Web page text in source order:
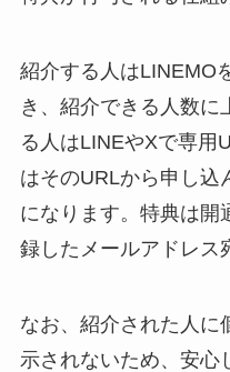
紹介する人はLINEMO
き、紹介できる人数に
る人はLINEやXで専用
はそのURLから申し込
になります。特典は開
録したメールアドレス
なお、紹介された人に
示されないため、安心